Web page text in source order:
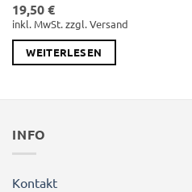
19,50€
inkl. MwSt. zzgl. Versand
WEITERLESEN
INFO
Kontakt